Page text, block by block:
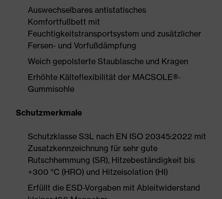
Auswechselbares antistatisches
Komfortfußbett mit
Feuchtigkeitstransportsystem und zusätzlicher
Fersen- und Vorfußdämpfung
Weich gepolsterte Staublasche und Kragen
Erhöhte Kälteflexibilität der MACSOLE®-
Gummisohle
Schutzmerkmale
Schutzklasse S3L nach EN ISO 20345:2022 mit
Zusatzkennzeichnung für sehr gute
Rutschhemmung (SR), Hitzebeständigkeit bis
+300 °C (HRO) und Hitzeisolation (HI)
Erfüllt die ESD-Vorgaben mit Ableitwiderstand